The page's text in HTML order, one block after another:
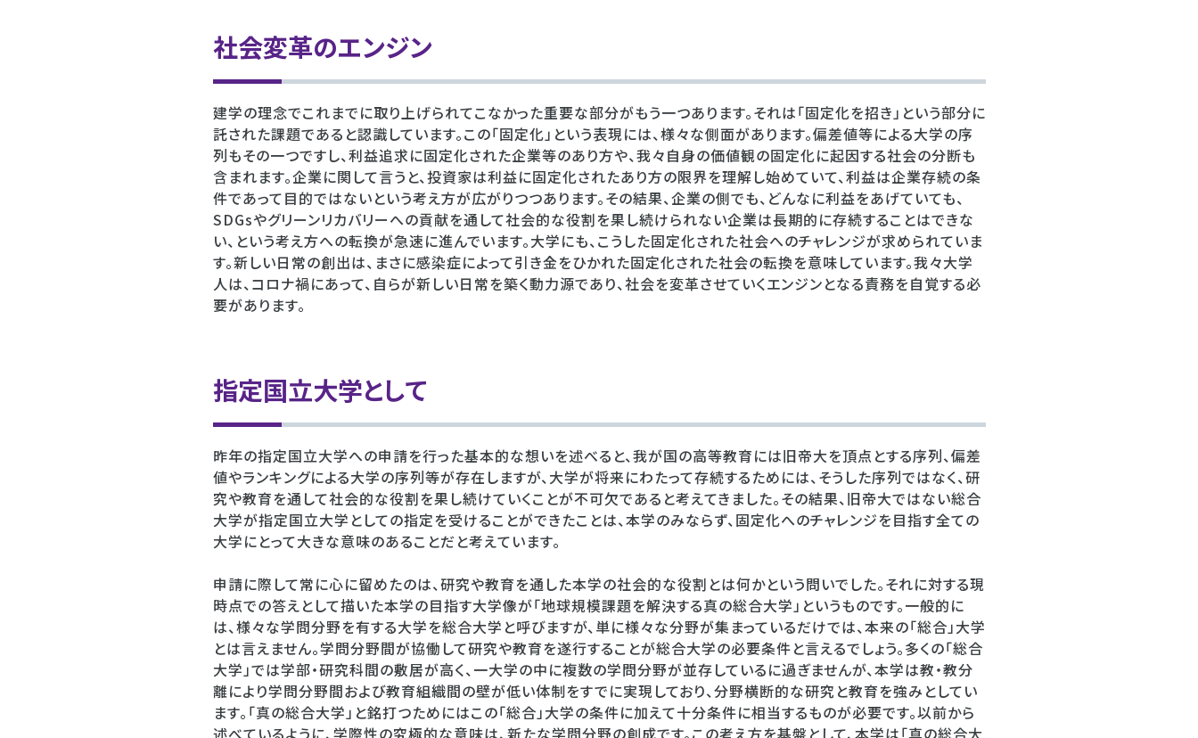
社会変革のエンジン
建学の理念でこれまでに取り上げられてこなかった重要な部分がもう一つあります。それは「固定化を招き」という部分に
託された課題であると認識しています。この「固定化」という表現には、様々な側面があります。偏差値等による大学の序
列もその一つですし、利益追求に固定化された企業等のあり方や、我々自身の価値観の固定化に起因する社会の分断も
含まれます。企業に関して言うと、投資家は利益に固定化されたあり方の限界を理解し始めていて、利益は企業存続の条
件であって目的ではないという考え方が広がりつつあります。その結果、企業の側でも、どんなに利益をあげていても、
SDGsやグリーンリカバリーへの貢献を通して社会的な役割を果し続けられない企業は長期的に存続することはできな
い、という考え方への転換が急速に進んでいます。大学にも、こうした固定化された社会へのチャレンジが求められていま
す。新しい日常の創出は、まさに感染症によって引き金をひかれた固定化された社会の転換を意味しています。我々大学
人は、コロナ禍にあって、自らが新しい日常を築く動力源であり、社会を変革させていくエンジンとなる責務を自覚する必
要があります。
指定国立大学として
昨年の指定国立大学への申請を行った基本的な想いを述べると、我が国の高等教育には旧帝大を頂点とする序列、偏差
値やランキングによる大学の序列等が存在しますが、大学が将来にわたって存続するためには、そうした序列ではなく、研
究や教育を通して社会的な役割を果し続けていくことが不可欠であると考えてきました。その結果、旧帝大ではない総合
大学が指定国立大学としての指定を受けることができたことは、本学のみならず、固定化へのチャレンジを目指す全ての
大学にとって大きな意味のあることだと考えています。
申請に際して常に心に留めたのは、研究や教育を通した本学の社会的な役割とは何かという問いでした。それに対する現
時点での答えとして描いた本学の目指す大学像が「地球規模課題を解決する真の総合大学」というものです。一般的に
は、様々な学問分野を有する大学を総合大学と呼びますが、単に様々な分野が集まっているだけでは、本来の「総合」大学
とは言えません。学問分野間が協働して研究や教育を遂行することが総合大学の必要条件と言えるでしょう。多くの「総合
大学」では学部・研究科間の敷居が高く、一大学の中に複数の学問分野が並存しているに過ぎませんが、本学は教・教分
離により学問分野間および教育組織間の壁が低い体制をすでに実現しており、分野横断的な研究と教育を強みとしてい
ます。「真の総合大学」と銘打つためにはこの「総合」大学の条件に加えて十分条件に相当するものが必要です。以前から
述べているように、学際性の究極的な意味は、新たな学問分野の創成です。この考え方を基盤として、本学は「真の総合大